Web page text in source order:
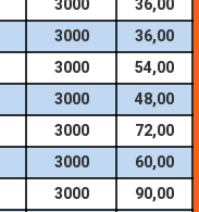
3000
36,00
3000
36,00
3000
54,00
3000
48,00
3000
72,00
3000
60,00
3000
90,00